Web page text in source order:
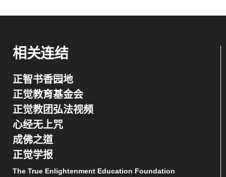
相关连结
正智书香园地
正觉教育基金会
正觉教团弘法视频
心经无上咒
成佛之道
正觉学报
The True Enlightenment Education Foundation